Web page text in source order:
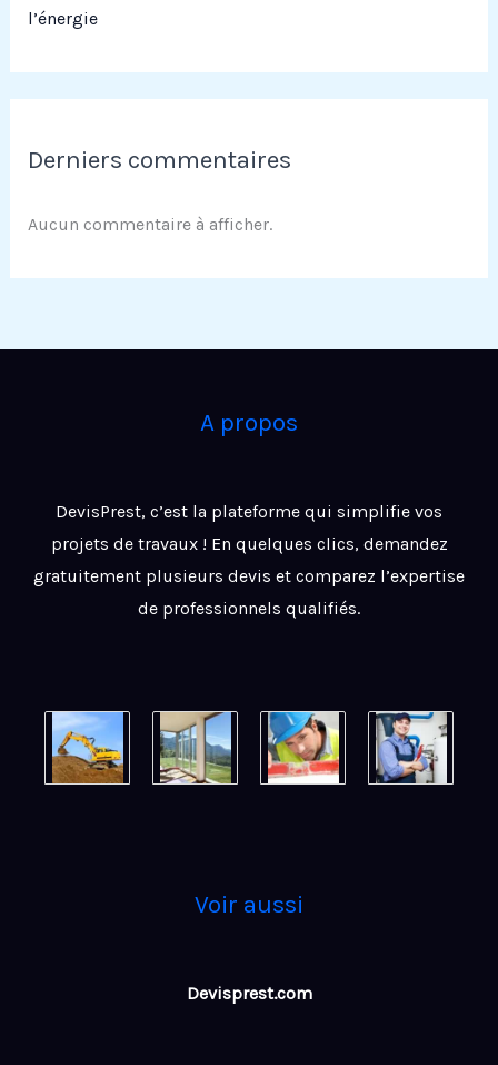
l’énergie
Derniers commentaires
Aucun commentaire à afficher.
A propos
DevisPrest, c’est la plateforme qui simplifie vos
projets de travaux ! En quelques clics, demandez
gratuitement plusieurs devis et comparez l’expertise
de professionnels qualifiés.
Voir aussi
Devisprest.com